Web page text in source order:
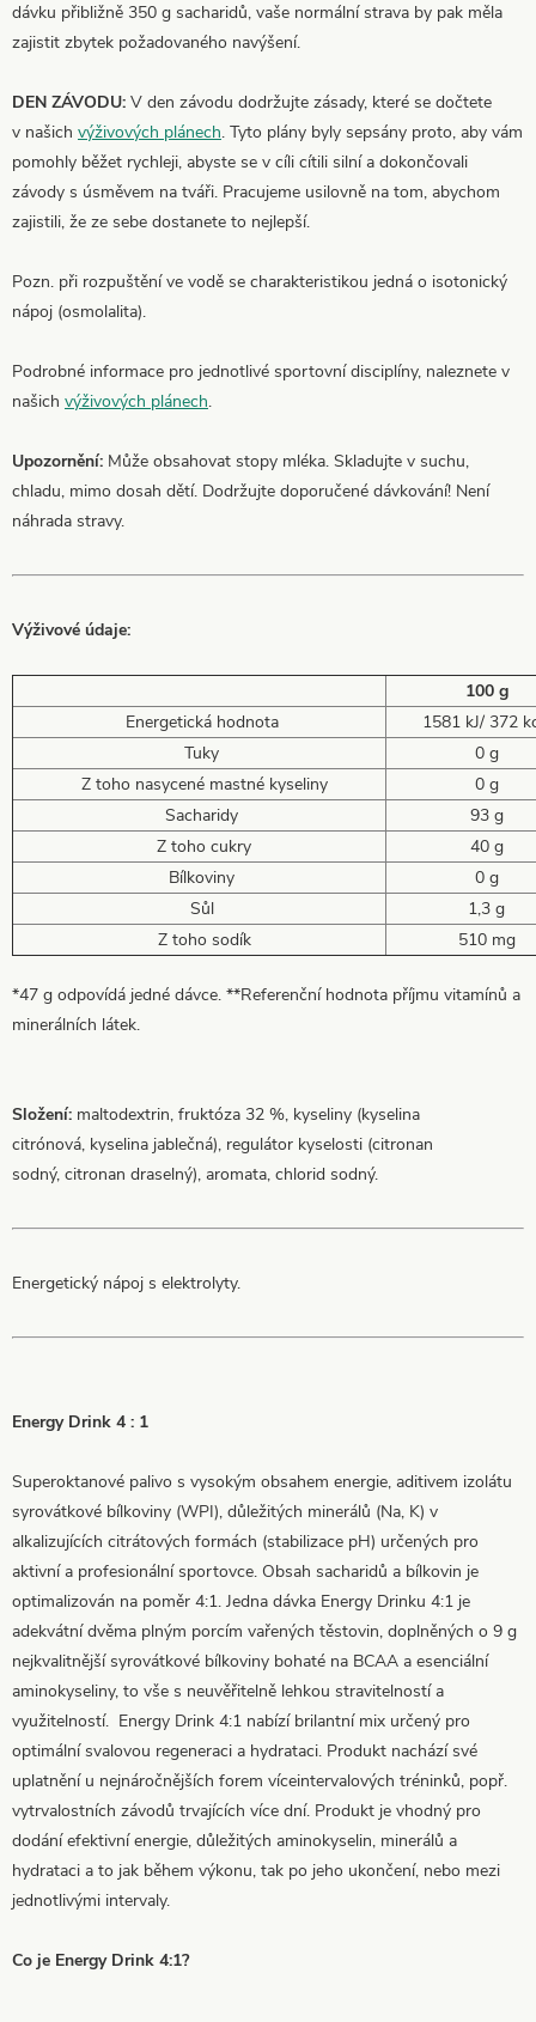
dávku přibližně 350 g sacharidů, vaše normální strava by pak měla
zajistit zbytek požadovaného navýšení.
DEN ZÁVODU: V den závodu dodržujte zásady, které se dočtete
v našich výživových plánech. Tyto plány byly sepsány proto, aby vám
pomohly běžet rychleji, abyste se v cíli cítili silní a dokončovali
závody s úsměvem na tváři. Pracujeme usilovně na tom, abychom
zajistili, že ze sebe dostanete to nejlepší.
Pozn. při rozpuštění ve vodě se charakteristikou jedná o isotonický
nápoj (osmolalita).
Podrobné informace pro jednotlivé sportovní disciplíny, naleznete v
našich výživových plánech.
Upozornění: Může obsahovat stopy mléka. Skladujte v suchu,
chladu, mimo dosah dětí. Dodržujte doporučené dávkování! Není
náhrada stravy.
Výživové údaje:
100 g
Energetická hodnota
1581 kJ/ 372
Tuky
0 g
Z toho nasycené mastné kyseliny
0 g
Sacharidy
93 g
Z toho cukry
40 g
Bílkoviny
0 g
Sůl
1,3 g
Z toho sodík
510 mg
*47 g odpovídá jedné dávce. **Referenční hodnota příjmu vitamínů a
minerálních látek.
Složení: maltodextrin, fruktóza 32 %, kyseliny (kyselina
citrónová, kyselina jablečná), regulátor kyselosti (citronan
sodný, citronan draselný), aromata, chlorid sodný.
Energetický nápoj s elektrolyty.
Energy Drink 4 : 1
Superoktanové palivo s vysokým obsahem energie, aditivem izolátu
syrovátkové bílkoviny (WPI), důležitých minerálů (Na, K) v
alkalizujících citrátových formách (stabilizace pH) určených pro
aktivní a profesionální sportovce. Obsah sacharidů a bílkovin je
optimalizován na poměr 4:1. Jedna dávka Energy Drinku 4:1 je
adekvátní dvěma plným porcím vařených těstovin, doplněných o 9 g
nejkvalitnější syrovátkové bílkoviny bohaté na BCAA a esenciální
aminokyseliny, to vše s neuvěřitelně lehkou stravitelností a
využitelností. Energy Drink 4:1 nabízí brilantní mix určený pro
optimální svalovou regeneraci a hydrataci. Produkt nachází své
uplatnění u nejnáročnějších forem víceintervalových tréninků, popř.
vytrvalostních závodů trvajících více dní. Produkt je vhodný pro
dodání efektivní energie, důležitých aminokyselin, minerálů a
hydrataci a to jak během výkonu, tak po jeho ukončení, nebo mezi
jednotlivými intervaly.
Co je Energy Drink 4:1?